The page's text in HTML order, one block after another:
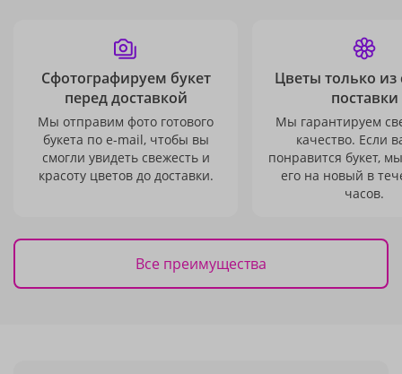
Сфотографируем букет
перед доставкой
Мы отправим фото готового
букета по e-mail, чтобы вы
смогли увидеть свежесть и
красоту цветов до доставки.
Цветы только из
поставки
Мы гарантируем
качество. Если
понравится букет,
его на новый в
часов.
Все преимущества